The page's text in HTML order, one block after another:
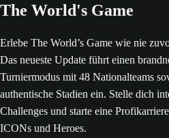
The World's Game
Erlebe The World’s Game wie nie
Das neueste Update führt einen
Turniermodus mit 48 Nationalteams
authentische Stadien ein. Stelle dich
Challenges und starte eine
ICONs und Heroes.